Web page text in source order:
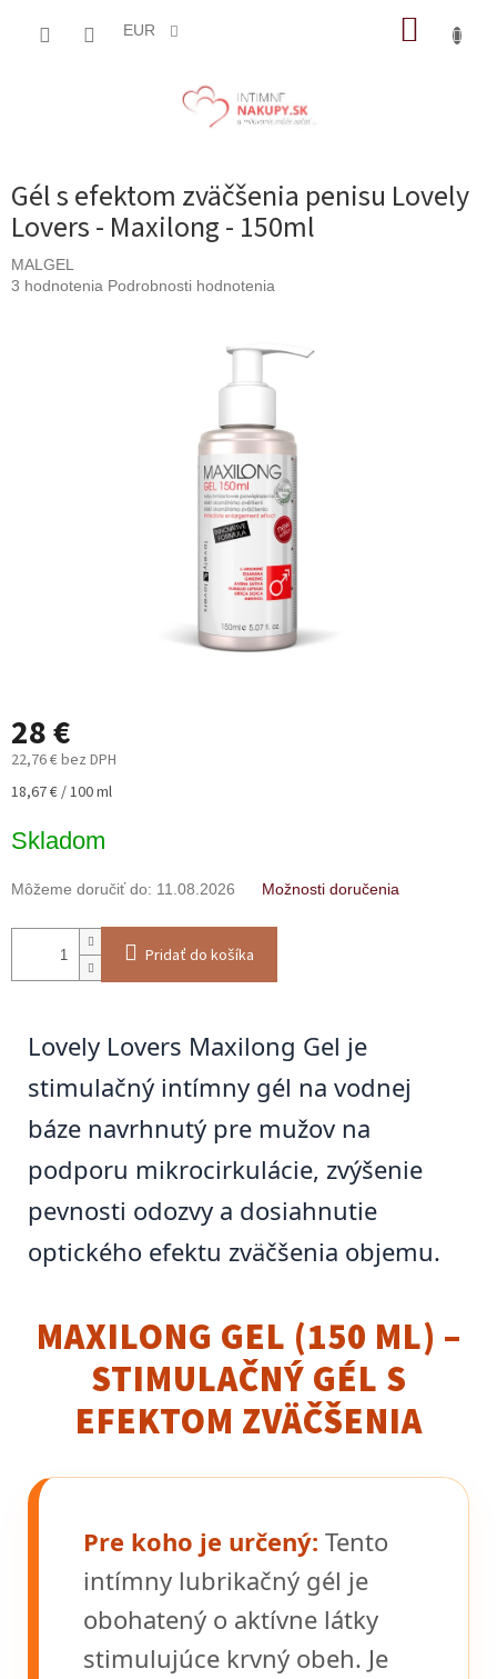
EUR
Gél s efektom zväčšenia penisu Lovely
Lovers - Maxilong - 150ml
MALGEL
Priemerné
3 hodnotenia Podrobnosti hodnotenia
28 €
22,76 € bez DPH
Jednotková
18,67 € / 100 ml
Skladom
Môžeme doručiť do: 11.08.2026 Možnosti doručenia
Pridať do košíka
Lovely Lovers Maxilong Gel je
stimulačný intímny gél na vodnej
báze navrhnutý pre mužov na
podporu mikrocirkulácie, zvýšenie
pevnosti odozvy a dosiahnutie
optického efektu zväčšenia objemu.
MAXILONG GEL (150 ML) –
STIMULAČNÝ GÉL S
EFEKTOM ZVÄČŠENIA
Pre koho je určený: Tento
intímny lubrikačný gél je
obohatený o aktívne látky
stimulujúce krvný obeh. Je